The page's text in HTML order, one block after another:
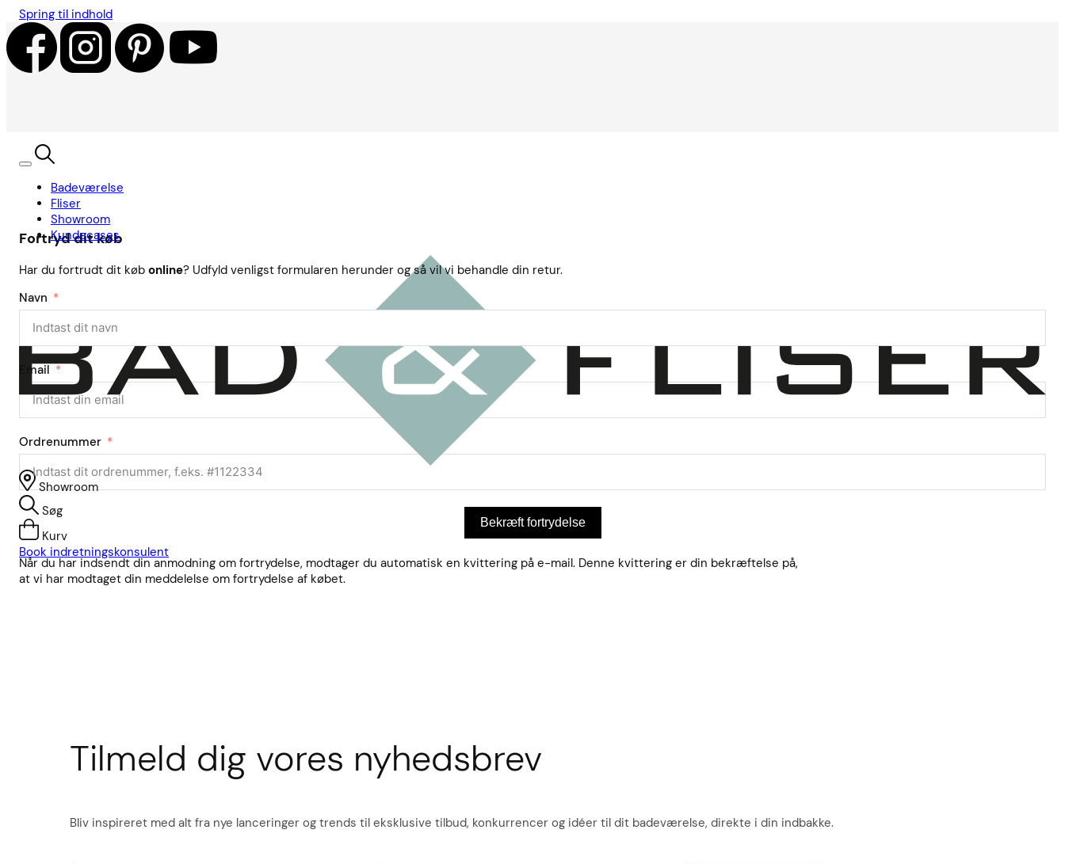
Spring til indhold
Badeværelse
Fliser
Showroom
Kundecases
Showroom
Søg
Kurv
Book indretningskonsulent
Fortryd dit køb
Har du fortrudt dit køb online? Udfyld venligst formularen herunder og så vil vi behandle din retur.
Navn
Email
Ordrenummer
Bekræft fortrydelse
Når du har indsendt din anmodning om fortrydelse, modtager du automatisk en kvittering på e-mail. Denne kvittering er din bekræftelse på,
at vi har modtaget din meddelelse om fortrydelse af købet.
Tilmeld dig vores nyhedsbrev
Bliv inspireret med alt fra nye lanceringer og trends til eksklusive tilbud, konkurrencer og idéer til dit badeværelse, direkte i din indbakke.